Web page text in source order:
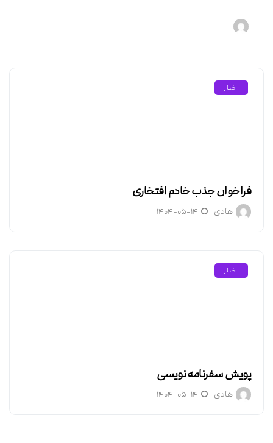
اخبار
فراخوان جذب خادم افتخاری
هادی ۱۴۰۴-۰۵-۱۴
اخبار
پویش سفرنامه نویسی
هادی ۱۴۰۴-۰۵-۱۴